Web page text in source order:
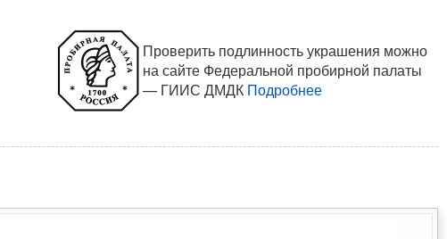
Проверить подлинность украшения можно
на сайте Федеральной пробирной палаты
— ГИИС ДМДК Подробнее